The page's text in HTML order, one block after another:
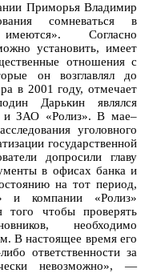
Приморья Владимир
сомневаться в
Согласно
установить, имеет
отношения с
он возглавлял до
в 2001 году, отмечает
Дарькин являлся
и ЗАО «Ролиз». В мае–
уголовного
государственной
допросили главу
в офисах банка и
на тот период,
и компании «Ролиз»
того чтобы проверять
необходимо
В настоящее время его
ответственности за
невозможно», —